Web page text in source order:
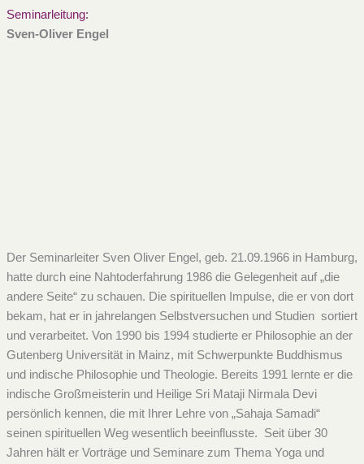
Seminarleitung:
Sven-Oliver Engel
Der Seminarleiter Sven Oliver Engel, geb. 21.09.1966 in Hamburg,
hatte durch eine Nahtoderfahrung 1986 die Gelegenheit auf „die
andere Seite“ zu schauen. Die spirituellen Impulse, die er von dort
bekam, hat er in jahrelangen Selbstversuchen und Studien sortiert
und verarbeitet. Von 1990 bis 1994 studierte er Philosophie an der
Gutenberg Universität in Mainz, mit Schwerpunkte Buddhismus
und indische Philosophie und Theologie. Bereits 1991 lernte er die
indische Großmeisterin und Heilige Sri Mataji Nirmala Devi
persönlich kennen, die mit Ihrer Lehre von „Sahaja Samadi“
seinen spirituellen Weg wesentlich beeinflusste. Seit über 30
Jahren hält er Vorträge und Seminare zum Thema Yoga und